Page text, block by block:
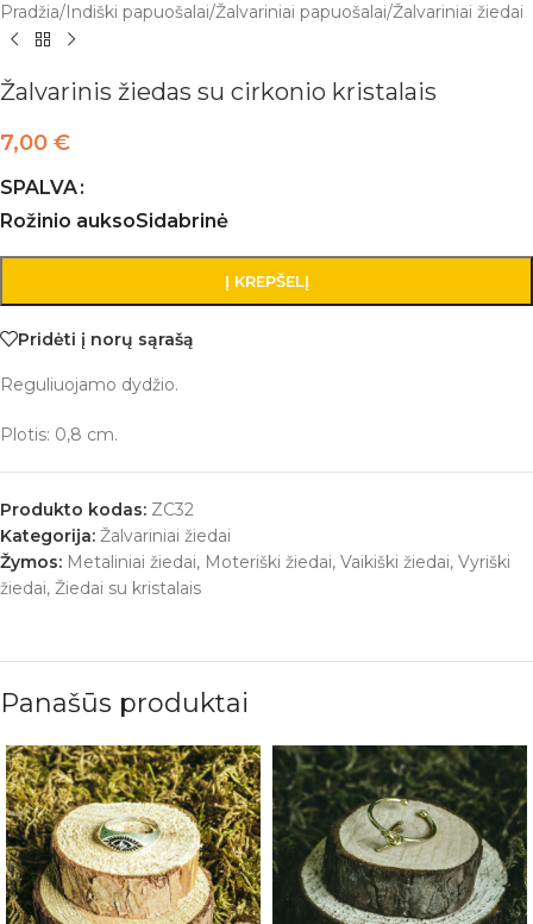
Pradžia/ Indiški papuošalai/Žalvariniai papuošalai/Žalvariniai žiedai
Žalvarinis žiedas su cirkonio kristalais
7,00 €
SPALVA
Rožinio auksoSidabrinė
Į KREPŠELĮ
Pridėti į norų sąrašą
Reguliuojamo dydžio.
Plotis: 0,8 cm.
Produkto kodas: ZC32
Kategorija: Žalvariniai žiedai
Žymos: Metaliniai žiedai, Moteriški žiedai, Vaikiški žiedai, Vyriški
žiedai, Žiedai su kristalais
Panašūs produktai